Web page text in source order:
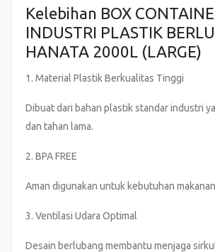
Kelebihan BOX
INDUSTRI PLASTIK
HANATA 2000L (LARGE)
1. Material Plastik Berkualitas Tinggi
Dibuat dari bahan plastik standar industri
dan tahan lama.
2. BPA FREE
Aman digunakan untuk kebutuhan
3. Ventilasi Udara Optimal
Desain berlubang membantu menjaga